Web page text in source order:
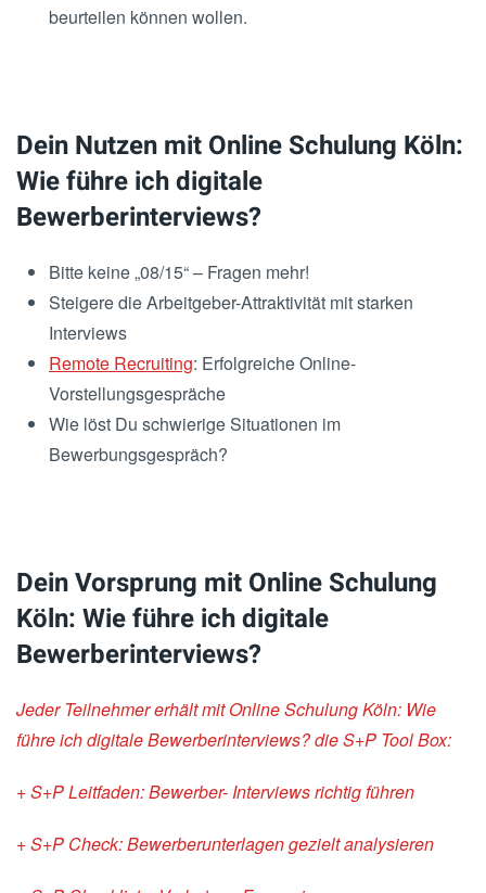
beurteilen können wollen.
Dein Nutzen mit Online Schulung Köln:
Wie führe ich digitale
Bewerberinterviews?
Bitte keine „08/15“ – Fragen mehr!
Steigere die Arbeitgeber-Attraktivität mit starken
Interviews
Remote Recruiting: Erfolgreiche Online-
Vorstellungsgespräche
Wie löst Du schwierige Situationen im
Bewerbungsgespräch?
Dein Vorsprung mit Online Schulung
Köln: Wie führe ich digitale
Bewerberinterviews?
Jeder Teilnehmer erhält mit Online Schulung Köln: Wie
führe ich digitale Bewerberinterviews? die S+P Tool Box:
+ S+P Leitfaden: Bewerber- Interviews richtig führen
+ S+P Check: Bewerberunterlagengezielt analysieren